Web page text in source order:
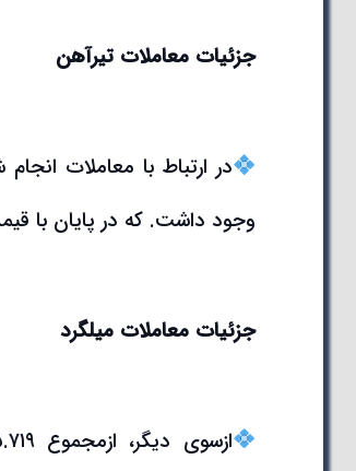
جزئیات معاملات تیرآهن
وجود داشت. که در پایان با قیمت میانگین ۲۲۸ هزار و۲۸۱ ریال
جزئیات معاملات میلگرد
ازسوی دیگر، ازمجموع ۲۶۵.۷۱۹ تن